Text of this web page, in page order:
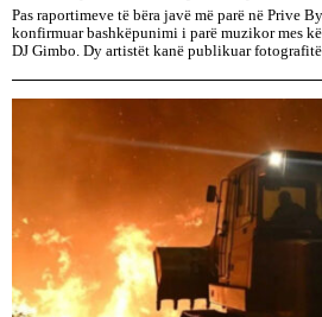
Pas raportimeve të bëra javë më parë në Prive
konfirmuar bashkëpunimi i parë muzikor mes
DJ Gimbo. Dy artistët kanë publikuar